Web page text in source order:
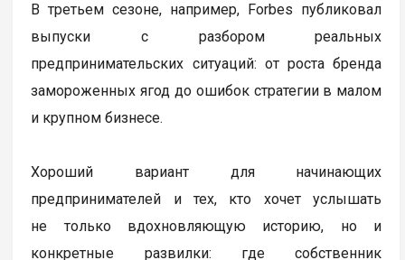
В третьем сезоне, например, Forbes публиковал
выпуски с разбором реальных
предпринимательских ситуаций: от роста бренда
замороженных ягод до ошибок стратегии в малом
и крупном бизнесе.
Хороший вариант для начинающих
предпринимателей и тех, кто хочет услышать
не только вдохновляющую историю, но и
конкретные развилки: где собственник